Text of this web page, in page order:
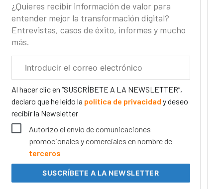
¿Quieres recibir información de valor para
entender mejor la transformación digital?
Entrevistas, casos de éxito, informes y mucho
más.
electrónico
Al hacer clic en “SUSCRÍBETE A LA NEWSLETTER”,
declaro que he leído la política de privacidad y deseo
recibir la Newsletter
Autorizo el envío de comunicaciones
promocionales y comerciales en nombre de
terceros
SUSCRÍBETE A LA NEWSLETTER